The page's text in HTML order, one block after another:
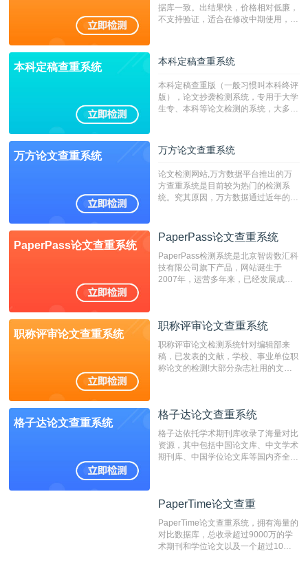
据库一致。出结果快，价格相对低廉，
不支持验证，适合在修改中期使用，定
本科定稿查重系统 本科定稿查重系统
本科定稿查重版（一般习惯叫本科终评
版），论文抄袭检测系统，专用于大学
生专、本科等论文检测的系统，大多数
万方论文查重系统 万方论文查重系统
论文检测网站,万方数据平台推出的万
方查重系统是目前较为热门的检测系
统。究其原因，万方数据通过近年的发
检测系统，其真实性和权威性无可厚
非。其次，相对于知网而言，万方检测
费用少，上手容易，是学生初次论文查
重的推荐系统。
PaperPass论文查重系统
PaperPass论文查重系统
PaperPass检测系统是北京智齿数汇科
技有限公司旗下产品，网站诞生于
2007年，运营多年来，已经发展成为
检测速度快、精度高，市场反映良好。
职称评审论文查重系统
职称评审论文查重系统
职称评审论文检测系统针对编辑部来
稿，已发表的文献，学校、事业单位职
称论文的检测!大部分杂志社用的文献
编辑部检测来稿和已发表的文献,检测
测时注意填写第一作者,才能排除已发
表文献复制比。（限制字符数1万）
格子达论文查重系统
格子达论文查重系统
格子达依托学术期刊库收录了海量对比
资源，其中包括中国论文库、中文学术
期刊库、中国学位论文库等国内齐全的
系统，可检测中文、英文两种语言的论
PaperTime论文查重
PaperTime论文查重系统，拥有海量的
对比数据库，总收录超过9000万的学
术期刊和学位论文以及一个超过10亿